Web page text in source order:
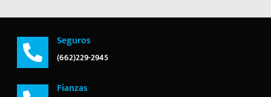
Seguros
(662)229-2945
Fianzas